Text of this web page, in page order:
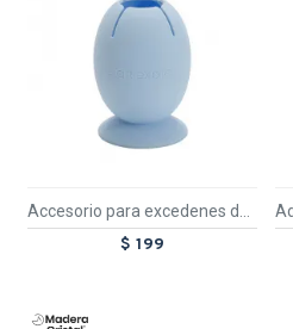
Accesorio para excedenes de Vinilo Craft Express
$ 199